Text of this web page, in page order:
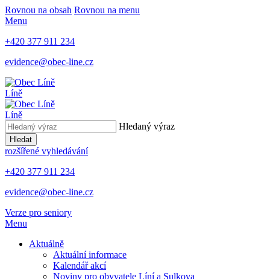
Rovnou na obsah Rovnou na menu
Menu
+420 377 911 234
evidence@obec-line.cz
Líně
Líně
Hledaný výraz
Hledat
rozšířené vyhledávání
+420 377 911 234
evidence@obec-line.cz
Verze pro seniory
Menu
Aktuálně
Aktuální informace
Kalendář akcí
Noviny pro obyvatele Líní a Sulkova